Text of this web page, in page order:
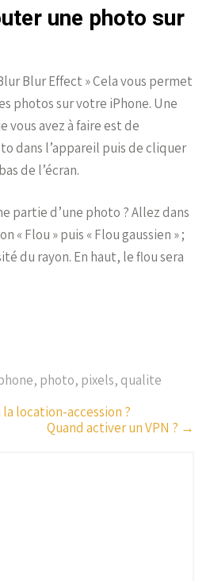
une photo sur
Blur Effect » Cela vous permet
photos sur votre iPhone. Une
avez à faire est de
dans l’appareil puis de cliquer
de l’écran.
partie d’une photo ? Allez dans
« Flou » puis « Flou gaussien » ;
du rayon. En haut, le flou sera
, photo, pixels, qualite
location-accession ?
Quand activer un VPN ? →